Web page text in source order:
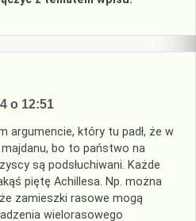
o 12:51
argumencie, który tu padł, że w
bo to państwo na
są podsłuchiwani. Każde
piętę Achillesa. Np. można
zamieszki rasowe mogą
wielorasowego